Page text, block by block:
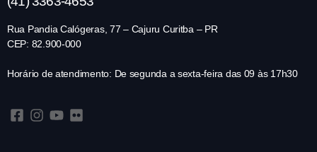
Rua Pandia Calógeras, 77 – Cajuru Curitba – PR
CEP: 82.900-000
Horário de atendimento: De segunda a sexta-feira das 09 às 17h30